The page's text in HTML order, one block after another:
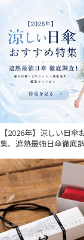
【2026年】涼しい日傘
集。遮熱最強日傘徹底